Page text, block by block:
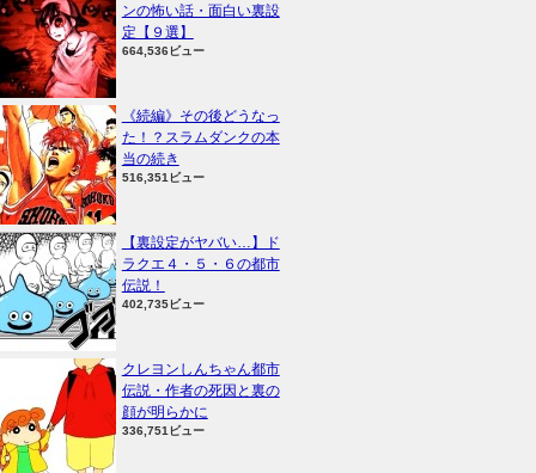
ンの怖い話・面白い裏設
定【９選】
664,536ビュー
《続編》その後どうなっ
た！？スラムダンクの本
当の続き
516,351ビュー
【裏設定がヤバい…】ド
ラクエ４・５・６の都市
伝説！
402,735ビュー
クレヨンしんちゃん都市
伝説・作者の死因と裏の
顔が明らかに
336,751ビュー